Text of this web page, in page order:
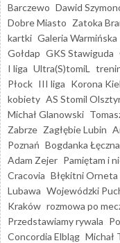
Barczewo Dawid
Dobre Miasto Zatoka
kartki Galeria Warmińska
Gołdap GKS Stawiguda
I liga Ultra(S)tomiL
Płock III liga Korona
kobiety AS Stomil
Michał Glanowski
Zabrze Zagłębie Lubin
Poznań Bogdanka Łęczna
Adam Zejer Pamiętam i
Cracovia Błękitni Orneta
Lubawa Wojewódzki
Kraków rozmowa po
Przedstawiamy rywala
Concordia Elbląg Michał